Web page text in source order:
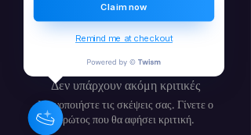
immediately - thanks once again -
Barbara
Δεν υπάρχουν ακόμη κριτικές
Κοινοποιήστε τις σκέψεις σας. Γίνετε ο
πρώτος που θα αφήσει κριτική.
Claim now
Remind me at checkout